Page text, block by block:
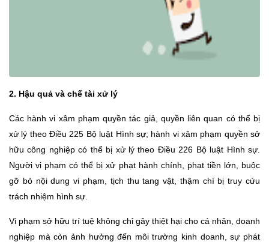
2. Hậu quả và chế tài xử lý
Các hành vi xâm phạm quyền tác giả, quyền liên quan có thể bị
xử lý theo Điều 225 Bộ luật Hình sự; hành vi xâm phạm quyền sở
hữu công nghiệp có thể bị xử lý theo Điều 226 Bộ luật Hình sự.
Người vi phạm có thể bị xử phạt hành chính, phạt tiền lớn, buộc
gỡ bỏ nội dung vi phạm, tịch thu tang vật, thậm chí bị truy cứu
trách nhiệm hình sự.
Vi phạm sở hữu trí tuệ không chỉ gây thiệt hại cho cá nhân, doanh
nghiệp mà còn ảnh hưởng đến môi trường kinh doanh, sự phát